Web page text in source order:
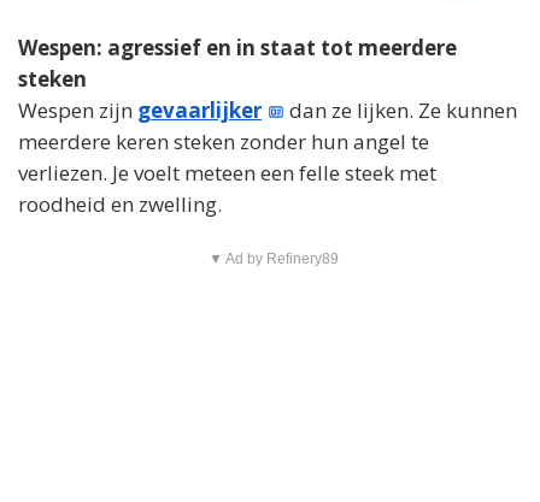
Wespen: agressief en in staat tot meerdere
steken
Wespen zijn gevaarlijker
dan ze lijken. Ze kunnen
meerdere keren steken zonder hun angel te
verliezen. Je voelt meteen een felle steek met
roodheid en zwelling.
▼ Ad by Refinery89